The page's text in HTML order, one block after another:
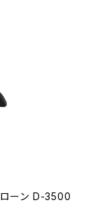
ーン D-3500